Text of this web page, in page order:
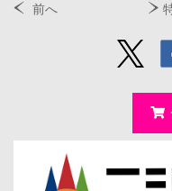
前へ